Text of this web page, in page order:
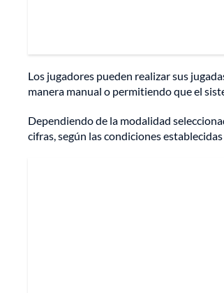
Los jugadores pueden realizar sus
manera manual o permitiendo que el
Dependiendo de la modalidad
cifras, según las condiciones